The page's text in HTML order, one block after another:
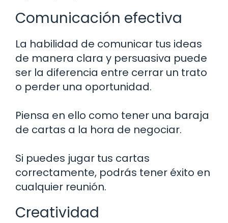
Comunicación efectiva
La habilidad de comunicar tus ideas
de manera clara y persuasiva puede
ser la diferencia entre cerrar un trato
o perder una oportunidad.
Piensa en ello como tener una baraja
de cartas a la hora de negociar.
Si puedes jugar tus cartas
correctamente, podrás tener éxito en
cualquier reunión.
Creatividad